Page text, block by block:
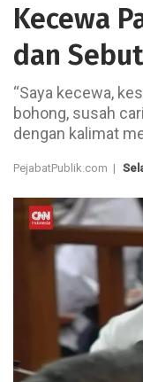
Kecewa
dan
“Saya kecewa,
bohong, susah
dengan kalimat
PejabatPublik.com |